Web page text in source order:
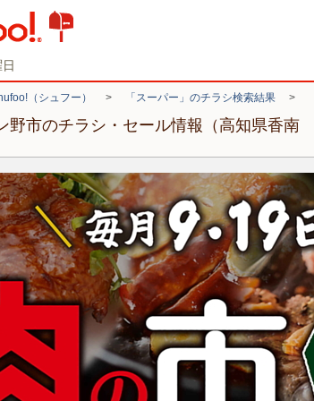
（シュフー） > 「スーパー」のチラシ検索結果 >
野市のチラシ・セール情報（高知県香南